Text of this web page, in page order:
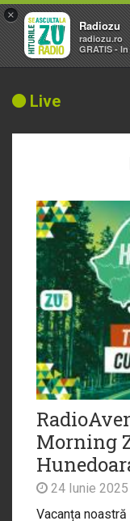
Live
Morning
24 Iunie 2025
Vacanța
×
Radiozu
radiozu.ro
GRATIS -